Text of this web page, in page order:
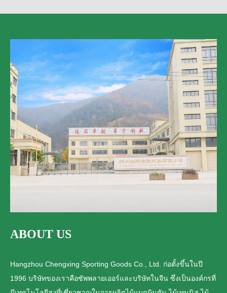
ABOUT US
Hangzhou Chengxing Sporting Goods Co., Ltd. ก่อตั้งขึ้นในปี
1996 บริษัทของเราคือซัพพลายเออร์และบริษัทในจีน ซึ่งเป็นองค์กรที่